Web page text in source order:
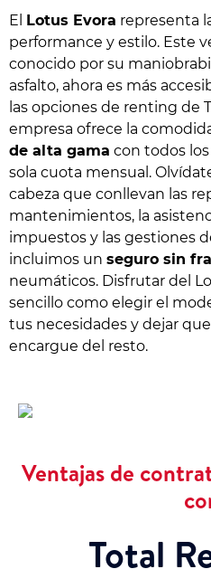
El Lotus Evora representa
performance y estilo. Este
conocido por su
asfalto, ahora es más
las opciones de renting de
empresa ofrece la
de alta gama con todos
sola cuota mensual.
cabeza que conllevan las
mantenimientos, la
impuestos y las gestiones
incluimos un seguro sin
neumáticos. Disfrutar del
sencillo como elegir el
tus necesidades y dejar
encargue del resto.
Ventajas de
Total